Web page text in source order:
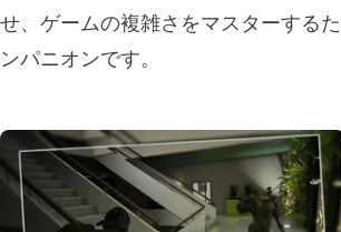
せ、ゲームの複雑さをマスターする
ンパニオンです。